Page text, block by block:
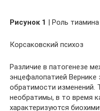
Рисунок 1 | Роль
Корсаковский психоз
Различие в патогенезе
энцефалопатией Вернике
обратимости изменений.
необратимы, в то время
характеризуются